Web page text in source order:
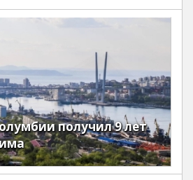
получил 9 лет